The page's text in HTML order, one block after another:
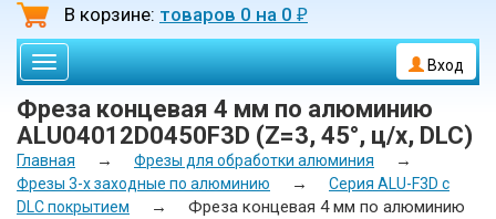
В корзине: товаров 0 на 0 ₽
Toggle
navigation
Вход
Фреза концевая 4 мм по алюминию
ALU04012D0450F3D (Z=3, 45°, ц/х, DLC)
Главная → Фрезы для обработки алюминия →
Фрезы 3-х заходные по алюминию →
Серия ALU-F3D с
DLC покрытием
→
Фреза концевая 4 мм по алюминию